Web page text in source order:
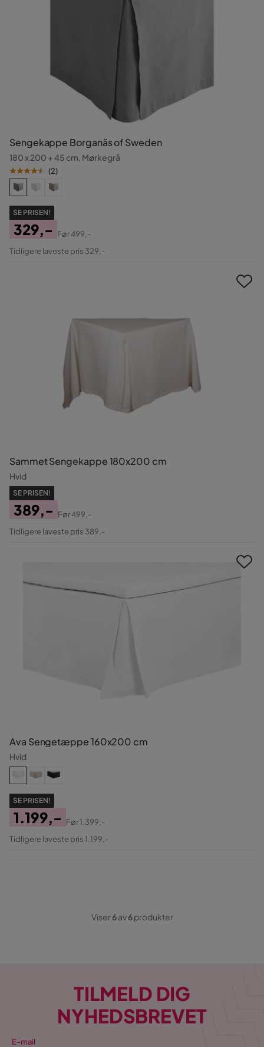
Sengekappe Borganäs of Sweden
180 x 200 + 45 cm, Mørkegrå
(2)
SE PRISEN!
Pris
329,-
Original
Før499,-
Tidligere laveste pris 329,-
Sammet Sengekappe 180x200 cm
Hvid
SE PRISEN!
Pris
389,-
Original
Før499,-
Tidligere laveste pris 389,-
Ava Sengetæppe 160x200 cm
Hvid
SE PRISEN!
Pris
1.199,-
Original
Før1.399,-
Tidligere laveste pris 1.199,-
Viser6av6produkter
TILMELD DIG
NYHEDSBREVET
E-mail